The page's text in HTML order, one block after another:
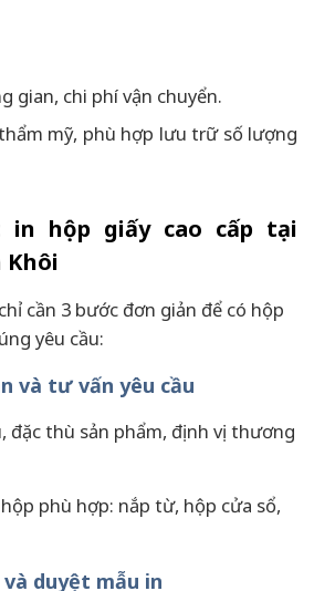
gian, chi phí vận chuyển.
mỹ, phù hợp lưu trữ số lượng
hộp giấy cao cấp tại
Khôi
cần 3 bước đơn giản để có hộp
yêu cầu:
và tư vấn yêu cầu
đặc thù sản phẩm, định vị thương
phù hợp: nắp từ, hộp cửa sổ,
duyệt mẫu in